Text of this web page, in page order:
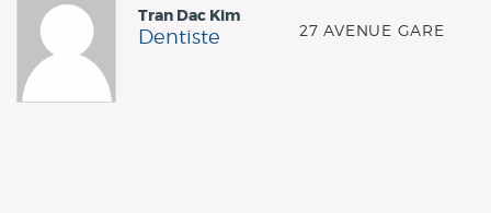
Tran Dac Kim
Dentiste 27 AVENUE GARE